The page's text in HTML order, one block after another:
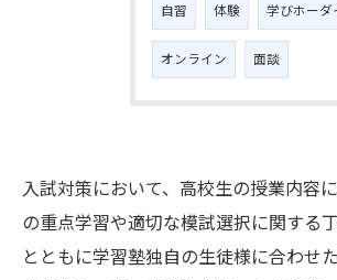
自習 体験 学びホーダ
オンライン 面談
入試対策において、高校生の授業内容
の重点学習や適切な模試選択に関する
とともに学習塾独自の生徒様に合わせ